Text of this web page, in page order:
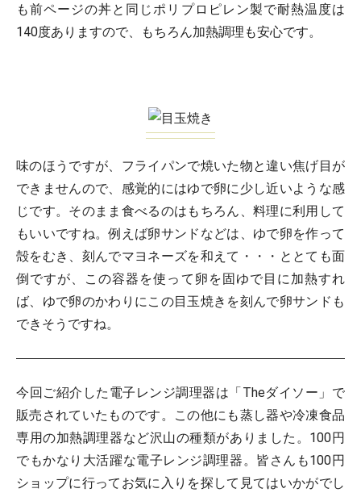
も前ページの丼と同じポリプロピレン製で耐熱温度は
140度ありますので、もちろん加熱調理も安心です。
味のほうですが、フライパンで焼いた物と違い焦げ目が
できませんので、感覚的にはゆで卵に少し近いような感
じです。そのまま食べるのはもちろん、料理に利用して
もいいですね。例えば卵サンドなどは、ゆで卵を作って
殻をむき、刻んでマヨネーズを和えて・・・ととても面
倒ですが、この容器を使って卵を固ゆで目に加熱すれ
ば、ゆで卵のかわりにこの目玉焼きを刻んで卵サンドも
できそうですね。
今回ご紹介した電子レンジ調理器は「Theダイソー」で
販売されていたものです。この他にも蒸し器や冷凍食品
専用の加熱調理器など沢山の種類がありました。100円
でもかなり大活躍な電子レンジ調理器。皆さんも100円
ショップに行ってお気に入りを探して見てはいかがでし